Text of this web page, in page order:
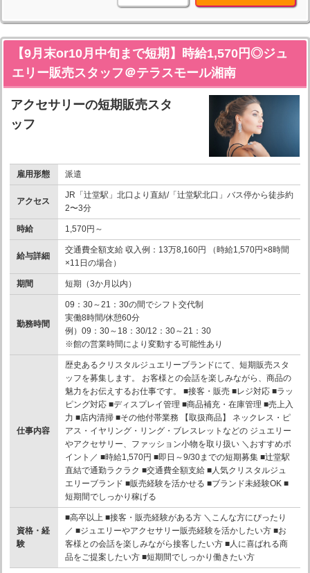
【9月末or10月中旬まで短期】時給1,570円◎ジュ
エリー販売スタッフ＠テラスモール湘南
アクセサリーの短期販売スタ
ッフ
雇用形態 派遣
アクセス
JR「辻堂駅」北口より直結/「辻堂駅北口」バス停から徒歩約
2〜3分
時給 1,570円～
給与詳細
交通費全額支給 収入例：13万8,160円 （時給1,570円×8時間
×11日の場合）
期間 短期（3か月以内）
勤務時間
09：30～21：30の間でシフト交代制
実働8時間/休憩60分
例）09：30～18：30/12：30～21：30
※館の営業時間により変動する可能性あり
仕事内容
歴史あるクリスタルジュエリーブランドにて、短期販売スタ
ッフを募集します。 お客様との会話を楽しみながら、商品の
魅力をお伝えするお仕事です。 ■接客・販売 ■レジ対応 ■ラッ
ピング対応 ■ディスプレイ管理 ■商品補充・在庫管理 ■売上入
力 ■店内清掃 ■その他付帯業務 【取扱商品】 ネックレス・ピ
アス・イヤリング・リング・ブレスレットなどの ジュエリー
やアクセサリー、ファッション小物を取り扱い ＼おすすめポ
イント／ ■時給1,570円 ■即日～9/30までの短期募集 ■辻堂駅
直結で通勤ラクラク ■交通費全額支給 ■人気クリスタルジュ
エリーブランド ■販売経験を活かせる ■ブランド未経験OK ■
短期間でしっかり稼げる
資格・経
験
■高卒以上 ■接客・販売経験がある方 ＼こんな方にぴったり
／ ■ジュエリーやアクセサリー販売経験を活かしたい方 ■お
客様との会話を楽しみながら接客したい方 ■人に喜ばれる商
品をご提案したい方 ■短期間でしっかり働きたい方